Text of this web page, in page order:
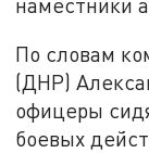
По словам
(ДНР)
офицеры
боевых